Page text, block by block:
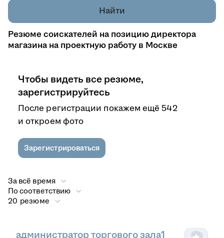
Найти
Резюме соискателей на позицию директора
магазина на проектную работу в Москве
Чтобы видеть все резюме,
зарегистрируйтесь
После регистрации покажем ещё 542
и откроем фото
Зарегистрироваться
За всё время
По соответствию
20 резюме
администратор торгового зала1